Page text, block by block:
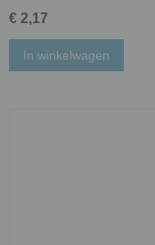
€ 2,17
In winkelwagen